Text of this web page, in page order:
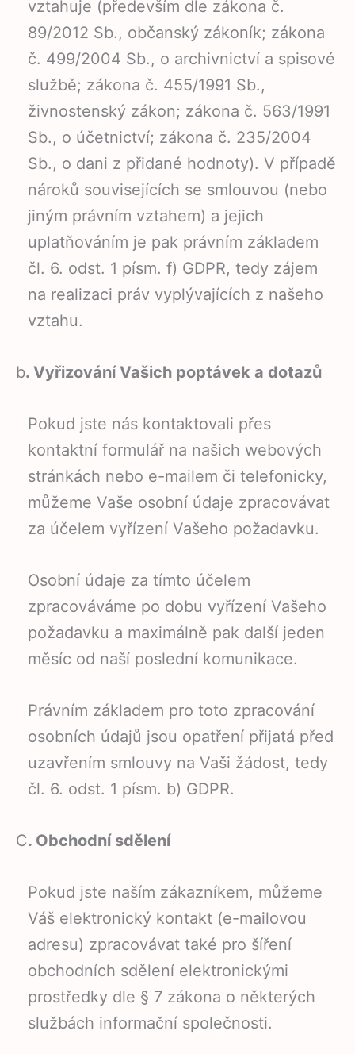
vztahuje (především dle zákona č.
89/2012 Sb., občanský zákoník; zákona
č. 499/2004 Sb., o archivnictví a spisové
službě; zákona č. 455/1991 Sb.,
živnostenský zákon; zákona č. 563/1991
Sb., o účetnictví; zákona č. 235/2004
Sb., o dani z přidané hodnoty). V případě
nároků souvisejících se smlouvou (nebo
jiným právním vztahem) a jejich
uplatňováním je pak právním základem
čl. 6. odst. 1 písm. f) GDPR, tedy zájem
na realizaci práv vyplývajících z našeho
vztahu.
b. Vyřizování Vašich poptávek a dotazů
Pokud jste nás kontaktovali přes
kontaktní formulář na našich webových
stránkách nebo e-mailem či telefonicky,
můžeme Vaše osobní údaje zpracovávat
za účelem vyřízení Vašeho požadavku.
Osobní údaje za tímto účelem
zpracováváme po dobu vyřízení Vašeho
požadavku a maximálně pak další jeden
měsíc od naší poslední komunikace.
Právním základem pro toto zpracování
osobních údajů jsou opatření přijatá před
uzavřením smlouvy na Vaši žádost, tedy
čl. 6. odst. 1 písm. b) GDPR.
C. Obchodní sdělení
Pokud jste naším zákazníkem, můžeme
Váš elektronický kontakt (e-mailovou
adresu) zpracovávat také pro šíření
obchodních sdělení elektronickými
prostředky dle § 7 zákona o některých
službách informační společnosti.